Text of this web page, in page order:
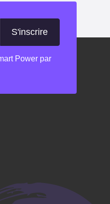
Power par